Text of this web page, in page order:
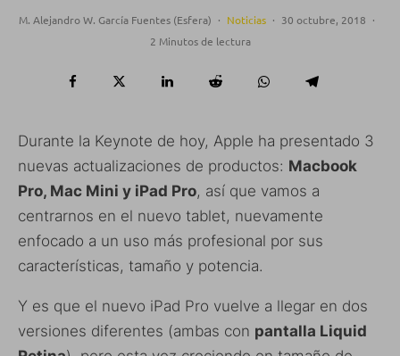
M. Alejandro W. García Fuentes (Esfera) · Noticias · 30 octubre, 2018 ·
2 Minutos de lectura
Durante la Keynote de hoy, Apple ha presentado 3
nuevas actualizaciones de productos: Macbook
Pro, Mac Mini y iPad Pro, así que vamos a
centrarnos en el nuevo tablet, nuevamente
enfocado a un uso más profesional por sus
características, tamaño y potencia.
Y es que el nuevo iPad Pro vuelve a llegar en dos
versiones diferentes (ambas con pantalla Liquid